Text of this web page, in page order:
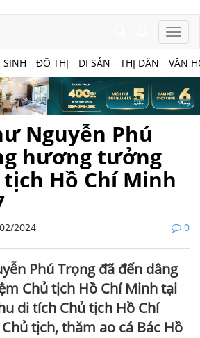
SINH ĐÔ THỊ DI SẢN THỊ DÂN VĂN
Nguyễn Phú
hương tưởng
Hồ Chí Minh
2024 0
Phú Trọng đã đến dâng
Chủ tịch Hồ Chí Minh tại
di tích Chủ tịch Hồ Chí
tịch, thăm ao cá Bác Hồ